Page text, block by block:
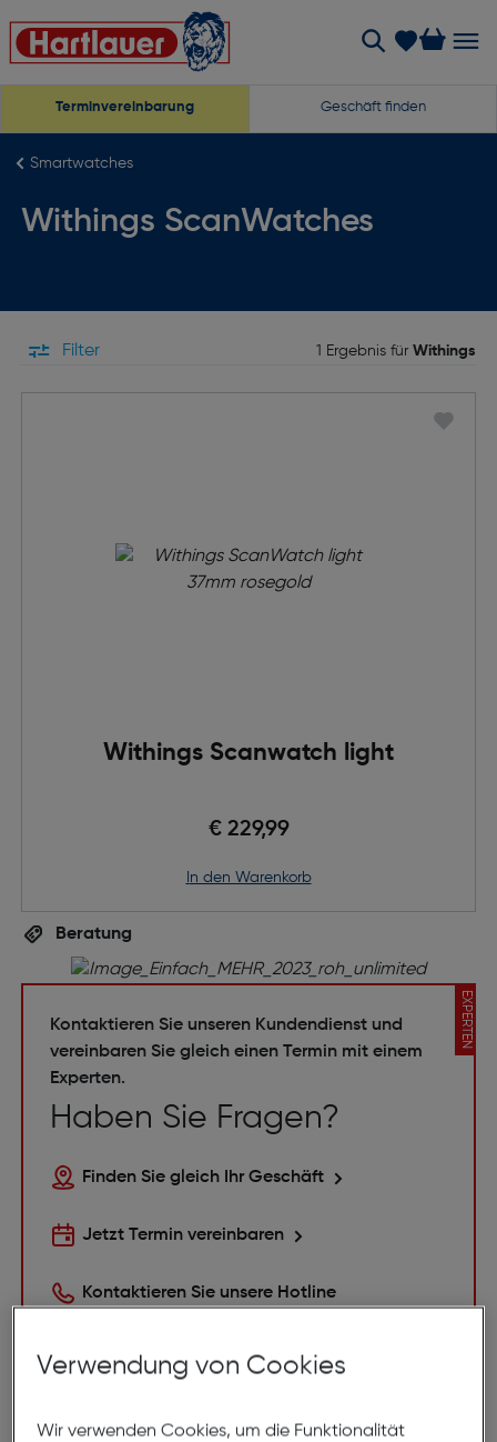
Terminvereinbarung Geschäft finden
Smartwatches
Withings ScanWatches
Filter 1 Ergebnis für Withings
Withings Scanwatch light
€ 229,99
in den Warenkorb
Beratung
EXPERTEN
Kontaktieren Sie unseren Kundendienst und
vereinbaren Sie gleich einen Termin mit einem
Experten.
Haben Sie Fragen?
Finden Sie gleich Ihr Geschäft
Jetzt Termin vereinbaren
Kontaktieren Sie unsere Hotline
Verwendung von Cookies
Wir verwenden Cookies, um die Funktionalität